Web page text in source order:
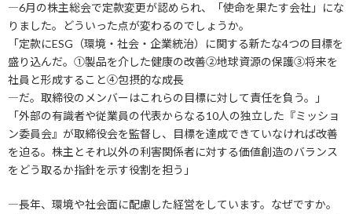
―6月の株主総会で定款変更が認められ、「使命を果たす会社」にな
りました。どういった点が変わるのでしょうか。
「定款にESG（環境・社会・企業統治）に関する新たな4つの目標を
盛り込んだ。①製品を介した健康の改善②地球資源の保護③将来を
社員と形成すること④包摂的な成長
―だ。取締役のメンバーはこれらの目標に対して責任を負う。」
「外部の有識者や従業員の代表からなる10人の独立した『ミッショ
ン委員会』が取締役会を監督し、目標を達成できていなければ改善
を迫る。株主とそれ以外の利害関係者に対する価値創造のバランス
をどう取るか指針を示す役割を担う」
―長年、環境や社会面に配慮した経営をしています。なぜですか。